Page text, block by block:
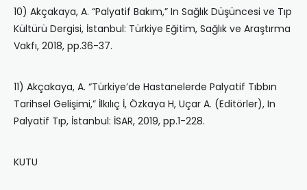
10) Akçakaya, A. “Palyatif Bakım,” In Sağlık Düşüncesi ve Tıp
Kültürü Dergisi, İstanbul: Türkiye Eğitim, Sağlık ve Araştırma
Vakfı, 2018, pp.36-37.
11) Akçakaya, A. “Türkiye’de Hastanelerde Palyatif Tıbbın
Tarihsel Gelişimi,” İlkılıç İ, Özkaya H, Uçar A. (Editörler), In
Palyatif Tıp, İstanbul: İSAR, 2019, pp.1-228.
KUTU